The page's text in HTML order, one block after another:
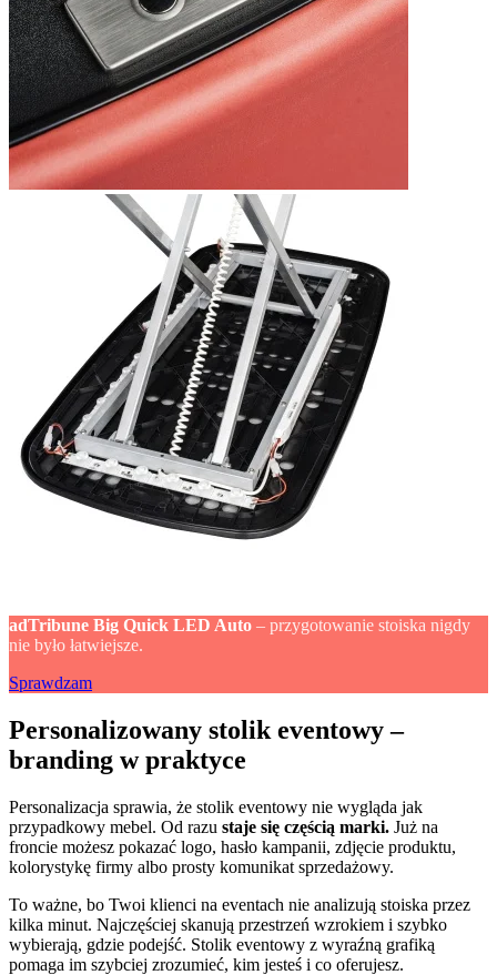
adTribune Big Quick LED Auto – przygotowanie stoiska nigdy
nie było łatwiejsze.
Sprawdzam
Personalizowany stolik eventowy –
branding w praktyce
Personalizacja sprawia, że stolik eventowy nie wygląda jak
przypadkowy mebel. Od razu staje się częścią marki. Już na
froncie możesz pokazać logo, hasło kampanii, zdjęcie produktu,
kolorystykę firmy albo prosty komunikat sprzedażowy.
To ważne, bo Twoi klienci na eventach nie analizują stoiska przez
kilka minut. Najczęściej skanują przestrzeń wzrokiem i szybko
wybierają, gdzie podejść. Stolik eventowy z wyraźną grafiką
pomaga im szybciej zrozumieć, kim jesteś i co oferujesz.